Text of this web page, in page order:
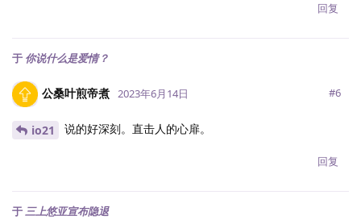
回复
于 你说什么是爱情？
公桑叶煎帝煮 2023年6月14日 #6
io21 说的好深刻。直击人的心扉。
回复
于三上悠亚宣布隐退